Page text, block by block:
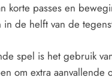
korte passes en
de helft van de
spel is het gebruik
om extra